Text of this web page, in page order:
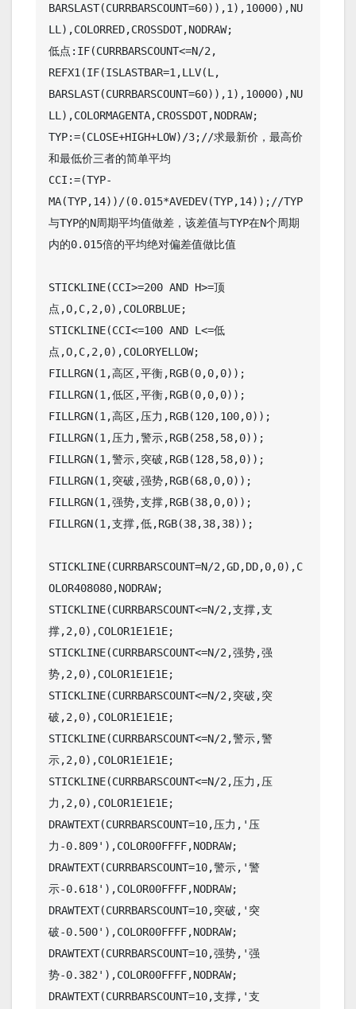
BARSLAST(CURRBARSCOUNT=60)),1),10000),NU
LL),COLORRED,CROSSDOT,NODRAW;
低点:IF(CURRBARSCOUNT<=N/2,
REFX1(IF(ISLASTBAR=1,LLV(L,
BARSLAST(CURRBARSCOUNT=60)),1),10000),NU
LL),COLORMAGENTA,CROSSDOT,NODRAW;
TYP:=(CLOSE+HIGH+LOW)/3;//求最新价，最高价
和最低价三者的简单平均
CCI:=(TYP-
MA(TYP,14))/(0.015*AVEDEV(TYP,14));//TYP
与TYP的N周期平均值做差，该差值与TYP在N个周期
内的0.015倍的平均绝对偏差值做比值
STICKLINE(CCI>=200 AND H>=顶
点,O,C,2,0),COLORBLUE;
STICKLINE(CCI<=100 AND L<=低
点,O,C,2,0),COLORYELLOW;
FILLRGN(1,高区,平衡,RGB(0,0,0));
FILLRGN(1,低区,平衡,RGB(0,0,0));
FILLRGN(1,高区,压力,RGB(120,100,0));
FILLRGN(1,压力,警示,RGB(258,58,0));
FILLRGN(1,警示,突破,RGB(128,58,0));
FILLRGN(1,突破,强势,RGB(68,0,0));
FILLRGN(1,强势,支撑,RGB(38,0,0));
FILLRGN(1,支撑,低,RGB(38,38,38));
STICKLINE(CURRBARSCOUNT=N/2,GD,DD,0,0),C
OLOR408080,NODRAW;
STICKLINE(CURRBARSCOUNT<=N/2,支撑,支
撑,2,0),COLOR1E1E1E;
STICKLINE(CURRBARSCOUNT<=N/2,强势,强
势,2,0),COLOR1E1E1E;
STICKLINE(CURRBARSCOUNT<=N/2,突破,突
破,2,0),COLOR1E1E1E;
STICKLINE(CURRBARSCOUNT<=N/2,警示,警
示,2,0),COLOR1E1E1E;
STICKLINE(CURRBARSCOUNT<=N/2,压力,压
力,2,0),COLOR1E1E1E;
DRAWTEXT(CURRBARSCOUNT=10,压力,'压
力-0.809'),COLOR00FFFF,NODRAW;
DRAWTEXT(CURRBARSCOUNT=10,警示,'警
示-0.618'),COLOR00FFFF,NODRAW;
DRAWTEXT(CURRBARSCOUNT=10,突破,'突
破-0.500'),COLOR00FFFF,NODRAW;
DRAWTEXT(CURRBARSCOUNT=10,强势,'强
势-0.382'),COLOR00FFFF,NODRAW;
DRAWTEXT(CURRBARSCOUNT=10,支撑,'支